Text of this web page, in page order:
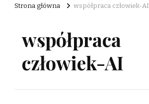
Strona główna współpraca człowiek-AI
współpraca
człowiek-AI